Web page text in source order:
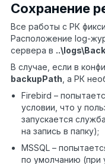
Сохранение
Все работы с РК
Расположение log-
сервера в
В случае, если в
backupPath , а РК
Firebird –
условии, что у
запускается
на запись в папку);
MSSQL –
по умолчанию (при